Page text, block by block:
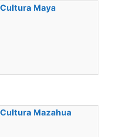
Cultura Maya
Cultura Mazahua